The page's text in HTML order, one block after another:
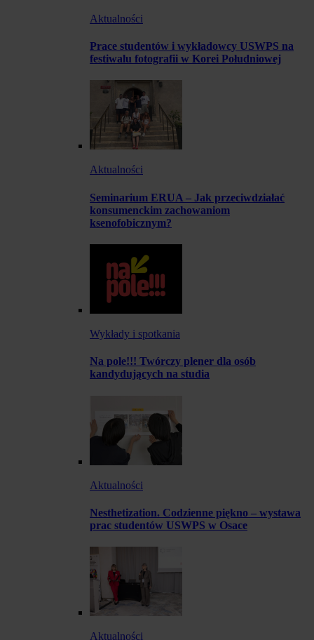
Aktualności
Prace studentów i wykładowcy USWPS na
festiwalu fotografii w Korei Południowej
Aktualności
Seminarium ERUA – Jak przeciwdziałać
konsumenckim zachowaniom
ksenofobicznym?
Wykłady i spotkania
Na pole!!! Twórczy plener dla osób
kandydujących na studia
Aktualności
Nesthetization. Codzienne piękno – wystawa
prac studentów USWPS w Osace
Aktualności